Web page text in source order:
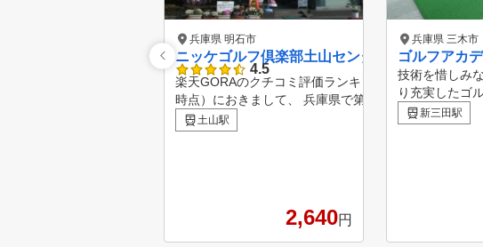
兵庫県 明石市
ニッケゴルフ倶楽部土山センター
4.5
楽天GORAのクチコミ評価ランキング（※2024年11月
時点）におきまして、 兵庫県で第10位にランクインい
ました！ ランキングページ：https://gora.golf.rakuten.co.jp/
doc/special/lesson/kuchikomi-ranking/hyogo/ 個別にカルテ
土山駅
2,640円
兵庫県 三木市
ゴルフアカ
技術を惜しみ
り充実したゴ
手伝い。 さら
プへのサポー
ースでのラウ
新三田駅